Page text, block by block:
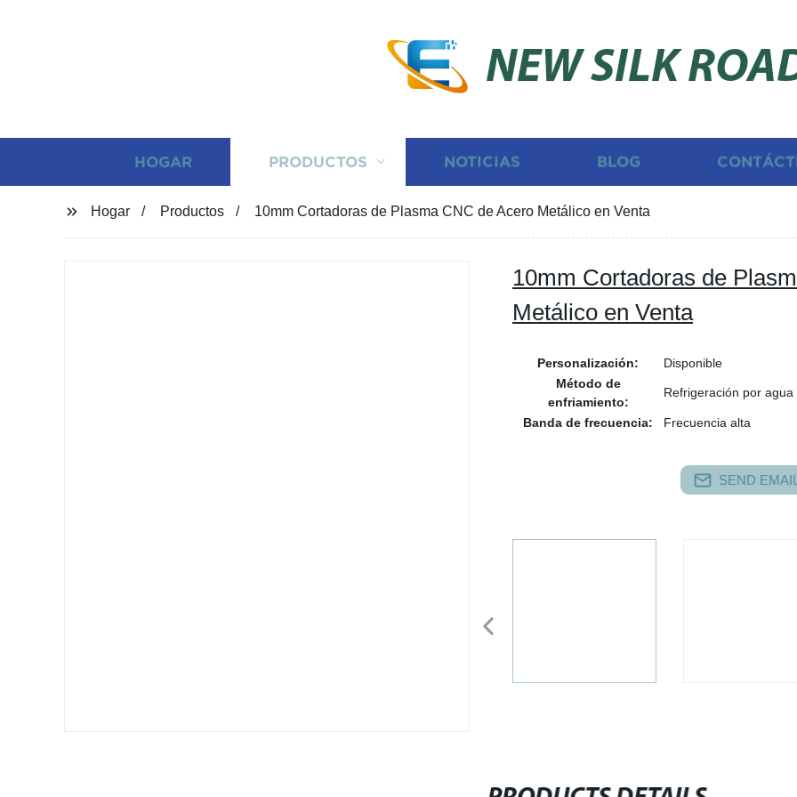
NEW SILK
HOGAR PRODUCTOS NOTICIAS BLOG
Hogar Productos 10mm Cortadoras de Plasma CNC de Acero Metálico en Venta
10mm Cortadoras de
Metálico en Venta
Personalización:
Disponible
Método de
enfriamiento:
Refrigeración por agua
Banda de frecuencia: Frecuencia alta
SEND